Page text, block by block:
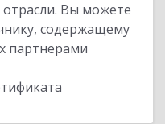
Вы можете
содержащему
партнерами